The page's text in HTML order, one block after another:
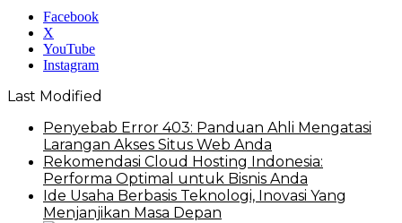
Facebook
X
YouTube
Instagram
Last Modified
Penyebab Error 403: Panduan Ahli Mengatasi
Larangan Akses Situs Web Anda
Rekomendasi Cloud Hosting Indonesia:
Performa Optimal untuk Bisnis Anda
Ide Usaha Berbasis Teknologi, Inovasi Yang
Menjanjikan Masa Depan